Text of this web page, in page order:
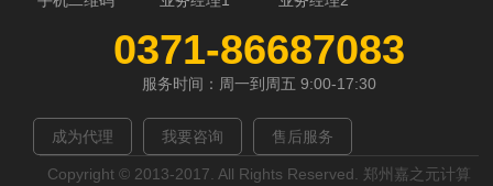
0371-86687083
服务时间：周一到周五 9:00-17:30
成为代理 我要咨询 售后服务
Copyright © 2013-2017. All Rights Reserved. 郑州嘉之元计算